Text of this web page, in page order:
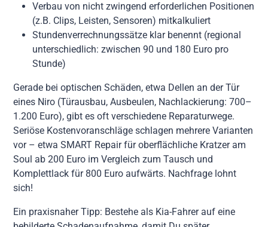
Verbau von nicht zwingend erforderlichen Positionen
(z.B. Clips, Leisten, Sensoren) mitkalkuliert
Stundenverrechnungssätze klar benennt (regional
unterschiedlich: zwischen 90 und 180 Euro pro
Stunde)
Gerade bei optischen Schäden, etwa Dellen an der Tür
eines Niro (Türausbau, Ausbeulen, Nachlackierung: 700–
1.200 Euro), gibt es oft verschiedene Reparaturwege.
Seriöse Kostenvoranschläge schlagen mehrere Varianten
vor – etwa SMART Repair für oberflächliche Kratzer am
Soul ab 200 Euro im Vergleich zum Tausch und
Komplettlack für 800 Euro aufwärts. Nachfrage lohnt
sich!
Ein praxisnaher Tipp: Bestehe als Kia-Fahrer auf eine